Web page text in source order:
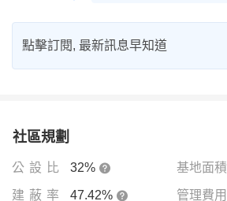
點擊訂閱, 最新訊息早知道
社區規劃
公設比 32% 基地面積
建蔽率 47.42% 管理費用